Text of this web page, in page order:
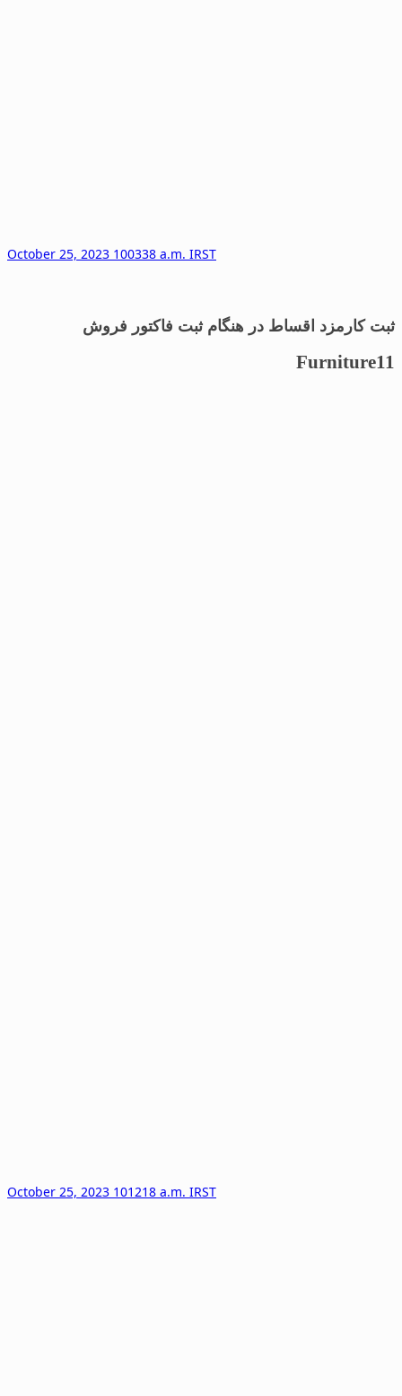
October 25, 2023 100338 a.m. IRST
ثبت کارمزد اقساط در هنگام ثبت فاکتور فروش
Furniture11
October 25, 2023 101218 a.m. IRST